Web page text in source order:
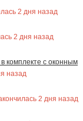
2 дня назад
2 дня назад
комплекте с оконным
назад
2 дня назад